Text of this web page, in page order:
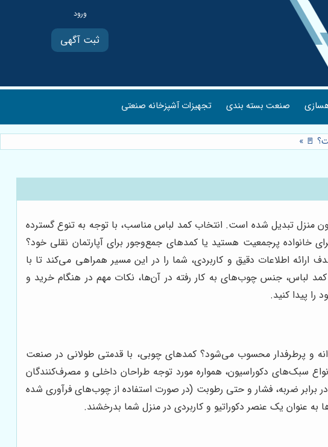
ثبت آگهی
صنعت بسته بندی تجهیزات آشپزخانه صنعتی
🚪
»
منزل تبدیل شده است. انتخاب کمد لباس مناسب، با توجه به تنوع گسترده
خانواده پرجمعیت هستید یا کمدهای جمع‌وجور برای آپارتمان نقلی خود؟
ارائه اطلاعات دقیق و کاربردی، شما را در این مسیر همراهی می‌کند تا با
کمد لباس، جنس چوب‌های به کار رفته در آن‌ها، نکات مهم در هنگام خرید و
را پیدا کنید.
و پرطرفدار محسوب می‌شود؟ کمدهای چوبی، با قدمتی طولانی در صنعت
سبک‌های دکوراسیون، همواره مورد توجه طراحان داخلی و مصرف‌کنندگان
برابر ضربه، فشار و حتی رطوبت (در صورت استفاده از چوب‌های فرآوری شده
به عنوان یک عنصر دکوراتیو و کاربردی در منزل شما بدرخشند.